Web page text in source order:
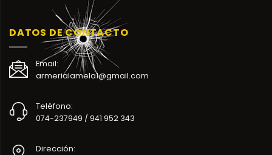
DATOS DE CONTACTO
Email:
armerialamela1@gmail.com
Teléfono:
074-237949 / 941 952 343
Dirección: